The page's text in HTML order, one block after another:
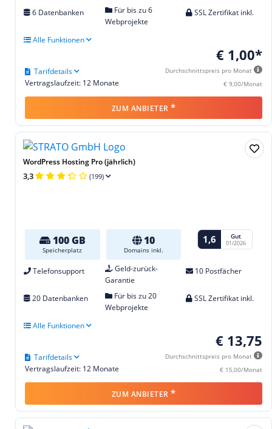
6 Datenbanken
Für bis zu 6
Webprojekte
SSL Zertifikat inkl.
Alle Funktionen
€ 1,00*
Durchschnittspreis pro Monat
€ 9,00/Monat
Vertragslaufzeit: 12 Monate
Tarifdetails
ZUM ANBIETER *
WordPress Hosting Pro (jährlich)
3,3 (199)
100 GB
Speicherplatz
10
Domains inkl.
1,6 Gut
01/2026
Telefonsupport
Geld-zurück-
Garantie
10 Postfächer
20 Datenbanken
Für bis zu 20
Webprojekte
SSL Zertifikat inkl.
Alle Funktionen
€ 13,75
Durchschnittspreis pro Monat
€ 15,00/Monat
Vertragslaufzeit: 12 Monate
Tarifdetails
ZUM ANBIETER *